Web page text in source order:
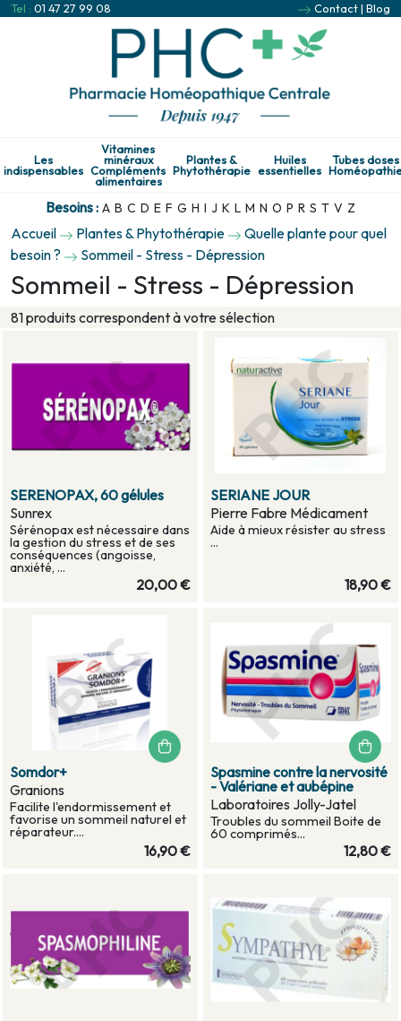
Tel : 01 47 27 99 08 Contact| Blog
Les
indispensables
Vitamines
minéraux
Compléments
alimentaires
Plantes &
Phytothérapie
Huiles
essentielles
Tubes doses
Besoins : A B C D E F G H I J K L M N O P R S T V Z
Accueil Plantes & Phytothérapie
Quelle plante pour quel
besoin ?
Sommeil - Stress - Dépression
Sommeil - Stress - Dépression
81 produits correspondent à votre sélection
SERENOPAX, 60 gélules
Sunrex
Sérénopax est nécessaire dans
la gestion du stress et de ses
conséquences (angoisse,
anxiété, ...
20,00 €
SERIANE JOUR
Pierre Fabre Médicament
Aide à mieux résister au stress
...
18,90 €
Somdor+
Granions
Facilite l'endormissement et
favorise un sommeil naturel et
réparateur....
16,90 €
Spasmine contre la nervosité
- Valériane et aubépine
Laboratoires Jolly-Jatel
Troubles du sommeil Boite de
60 comprimés...
12,80 €